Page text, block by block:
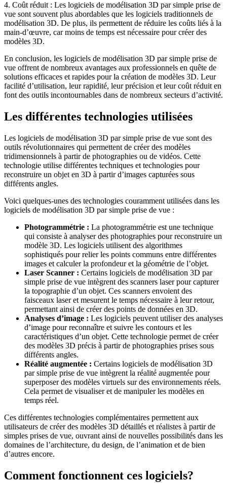
4. Coût réduit : Les logiciels de modélisation 3D par simple prise de
vue sont souvent plus abordables que les logiciels traditionnels de
modélisation 3D. De plus, ils permettent de réduire les coûts liés à la
main-d’œuvre, car moins de temps est nécessaire pour créer des
modèles 3D.
En conclusion, les logiciels de modélisation 3D par simple prise de
vue offrent de nombreux avantages aux professionnels en quête de
solutions efficaces et rapides pour la création de modèles 3D. Leur
facilité d’utilisation, leur rapidité, leur précision et leur coût réduit en
font des outils incontournables dans de nombreux secteurs d’activité.
Les différentes technologies utilisées
Les logiciels de modélisation 3D par simple prise de vue sont des
outils révolutionnaires qui permettent de créer des modèles
tridimensionnels à partir de photographies ou de vidéos. Cette
technologie utilise différentes techniques et technologies pour
reconstruire un objet en 3D à partir d’images capturées sous
différents angles.
Voici quelques-unes des technologies couramment utilisées dans les
logiciels de modélisation 3D par simple prise de vue :
Photogrammétrie : La photogrammétrie est une technique
qui consiste à analyser des photographies pour reconstruire un
modèle 3D. Les logiciels utilisent des algorithmes
sophistiqués pour relier les points communs entre différentes
images et calculer la profondeur et la géométrie de l’objet.
Laser Scanner : Certains logiciels de modélisation 3D par
simple prise de vue intègrent des scanners laser pour capturer
la topographie d’un objet. Ces scanners envoient des
faisceaux laser et mesurent le temps nécessaire à leur retour,
permettant ainsi de créer des points de données en 3D.
Analyses d’image : Les logiciels peuvent utiliser des analyses
d’image pour reconnaître et suivre les contours et les
caractéristiques d’un objet. Cette technologie permet de créer
des modèles 3D précis à partir de photographies prises sous
différents angles.
Réalité augmentée : Certains logiciels de modélisation 3D
par simple prise de vue intègrent la réalité augmentée pour
superposer des modèles virtuels sur des environnements réels.
Cela permet de visualiser et de manipuler les modèles en
temps réel.
Ces différentes technologies complémentaires permettent aux
utilisateurs de créer des modèles 3D détaillés et réalistes à partir de
simples prises de vue, ouvrant ainsi de nouvelles possibilités dans les
domaines de l’architecture, du design, de l’animation et de bien
d’autres encore.
Comment fonctionnent ces logiciels?